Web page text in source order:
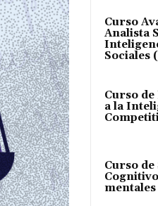
Curso
Analista
Sociales
Curso
a la
Curso de
mentales